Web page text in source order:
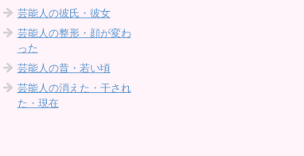
芸能人の彼氏・彼女
芸能人の整形・顔が変わ
った
芸能人の昔・若い頃
芸能人の消えた・干され
た・現在